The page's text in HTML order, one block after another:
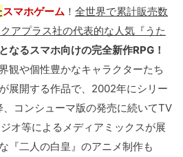
スマホゲーム ！ 全世界で累計販売数
アプラス社の代表的な人気『うた
なるスマホ向けの完全新作RPG！
観や個性豊かなキャラクターたち
展開する作品で、2002年にシリー
、コンシューマ版の発売に続いてTV
オ等によるメディアミックスが展
『二人の白皇』のアニメ制作も